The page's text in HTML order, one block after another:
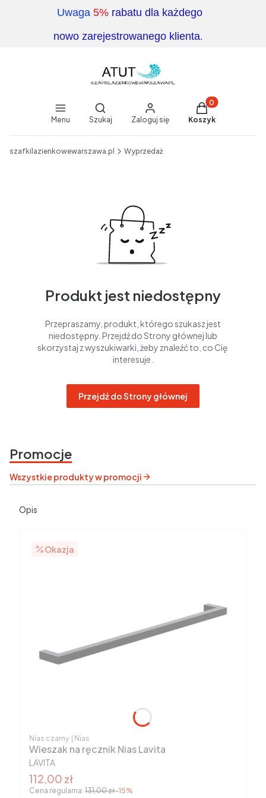
Uwaga 5% rabatu dla każdego
nowo zarejestrowanego klienta.
Menu
Otwórz wyszukiwarkę
Szukaj Zaloguj się
Produkty w
Koszyk
szafkilazienkowewarszawa.pl Wyprzedaż
Produkt jest niedostępny
Przepraszamy, produkt, którego szukasz jest
niedostępny. Przejdź do Strony głównej lub
skorzystaj z wyszukiwarki, żeby znaleźć to, co Cię
interesuje.
Przejdź do Strony głównej
Promocje
Wszystkie produkty w promocji
Opis
Okazja
Kod produktu
Nias czarny Kod producenta
Nias
Wieszak na ręcznik Nias Lavita
PRODUCENT
LAVITA
Cena promocyjna brutto
112,00 zł
Cena regularna: 131,00 zł-15%